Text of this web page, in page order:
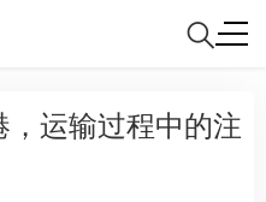
运输过程中的注